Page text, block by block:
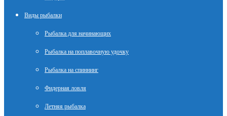
Виды рыбалки
Рыбалка для начинающих
Рыбалка на поплавочную удочку
Рыбалка на спиннинг
Фидерная ловля
Летняя рыбалка